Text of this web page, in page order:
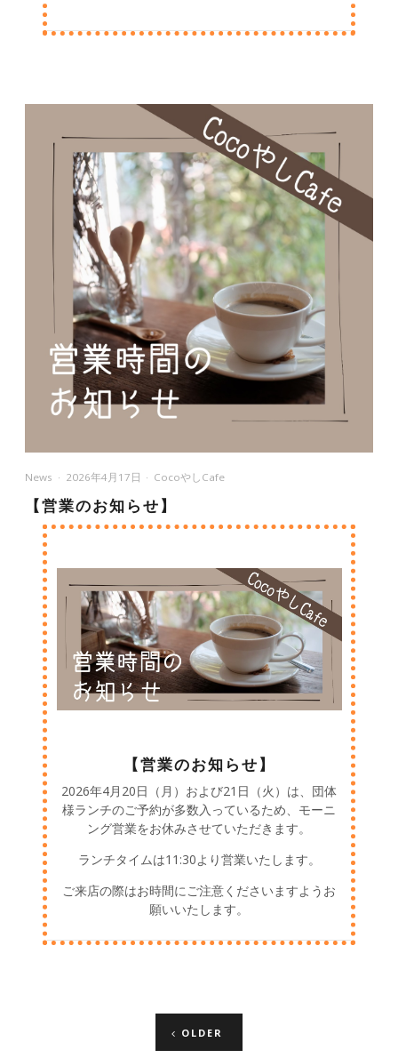
News 2026年4月17日 CocoやしCafe
【営業のお知らせ】
【営業のお知らせ】
2026年4月20日（月）および21日（火）は、団体
様ランチのご予約が多数入っているため、モーニ
ング営業をお休みさせていただきます。
ランチタイムは11:30より営業いたします。
ご来店の際はお時間にご注意くださいますようお
願いいたします。
OLDER